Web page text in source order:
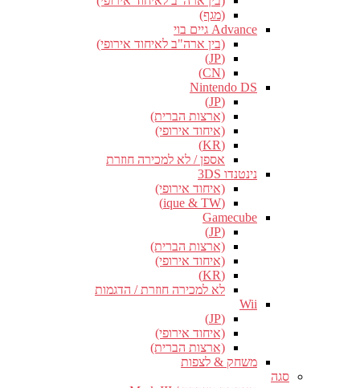
(מגף)
Advance גיים בוי
(בין ארה"ב לאיחוד אירופי)
(JP)
(CN)
Nintendo DS
(JP)
(ארצות הברית)
(איחוד אירופי)
(KR)
אספן / לא למכירה חוזרת
נינטנדו 3DS
(איחוד אירופי)
(ique & TW)
Gamecube
(JP)
(ארצות הברית)
(איחוד אירופי)
(KR)
לא למכירה חוזרת / הדגמות
Wii
(JP)
(איחוד אירופי)
(ארצות הברית)
משחק & לצפות
סגה